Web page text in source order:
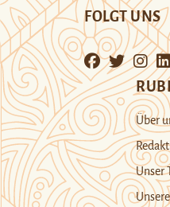
FOLGT UNS
Über
Unser